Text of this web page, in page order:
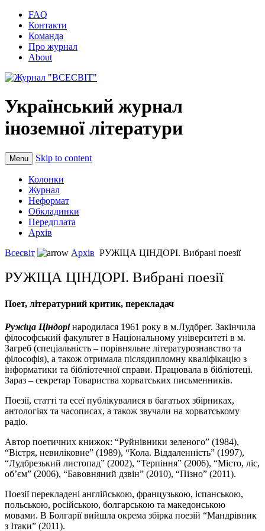
FAQ
Контакти
Команда
Про журнал
About
Український журнал
іноземної літератури
Menu Skip to content
Колонки
Журнал
Неформат
Обкладинки
Передплата
Архів
Всесвіт
Архів РУЖІЦА ЦІНДОРІ. Вибрані поезії
РУЖІЦА ЦІНДОРІ. Вибрані поезії
Поет, літературний критик, перекладач
Ружіца Ціндорінародилася 1961 року в м.Лудбрег. Закінчила
філософський факультет в Національному університеті в м.
Загреб (спеціальність – порівняльне літературознавство та
філософія), а також отримала післядипломну кваліфікацію з
інформатики та бібліотечної справи. Працювала в бібліотеці.
Зараз – секретар Товариства хорватських письменників.
Поезії, статті та есеї публікувалися в багатьох збірниках,
антологіях та часописах, а також звучали на хорватському
радіо.
Автор поетичних книжок: “Руйнівники зеленого” (1984),
“Вістря, невиліковне” (1989), “Кола. Віддаленність” (1997),
“Лудбрезький листопад” (2002), “Терпіння” (2006), “Місто, ліс,
об’єм” (2006), “Бавовняний дзвін” (2010), “Пізно” (2011).
Поезії перекладені англійською, французькою, іспанською,
польською, російською, болгарською та македонською
мовами. В Болгарії вийшла окрема збірка поезій “Мандрівник
з Ітаки” (2011).